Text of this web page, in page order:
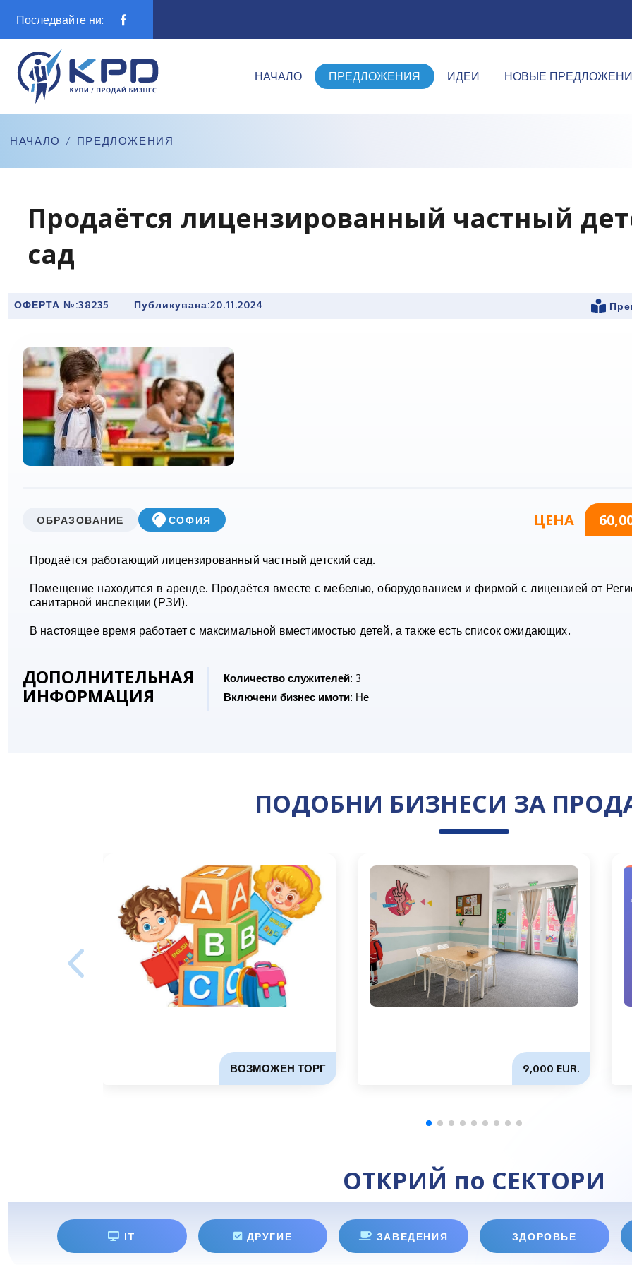
Последвайте ни:
НАЧАЛО ПРЕДЛОЖЕНИЯ ИДЕИ НОВЫЕ
НАЧАЛО / ПРЕДЛОЖЕНИЯ
Продаётся лицензированный частный
сад
ОФЕРТА №:38235 Публикувана:20.11.2024
ЦЕНА
OБРАЗОВАНИЕ СОФИЯ
Продаётся работающий лицензированный частный детский сад.
Помещение находится в аренде. Продаётся вместе с мебелью, оборудованием и фирмой с лицензией от
санитарной инспекции (РЗИ).
В настоящее время работает с максимальной вместимостью детей, а также есть список ожидающих.
ДОПОЛНИТЕЛЬНАЯ
ИНФОРМАЦИЯ
Количество служителей: 3
Включени бизнес имоти: Не
ПОДОБНИ БИЗНЕСИ ЗА
ВОЗМОЖЕН ТОРГ 9,000 EUR.
ОТКРИЙ по СЕКТОРИ
IT ДРУГИЕ ЗАВЕДЕНИЯ ЗДОРОВЬЕ